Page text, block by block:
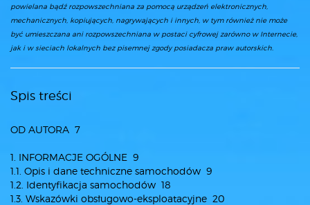
powielana bądź rozpowszechniana za pomocą urządzeń elektronicznych,
mechanicznych, kopiujących, nagrywających i innych, w tym również nie może
być umieszczana ani rozpowszechniana w postaci cyfrowej zarówno w Internecie,
jak i w sieciach lokalnych bez pisemnej zgody posiadacza praw autorskich.
Spis treści
OD AUTORA 7
1. INFORMACJE OGÓLNE 9
1.1. Opis i dane techniczne samochodów 9
1.2. Identyfikacja samochodów 18
1.3. Wskazówki obsługowo-eksploatacyjne 20